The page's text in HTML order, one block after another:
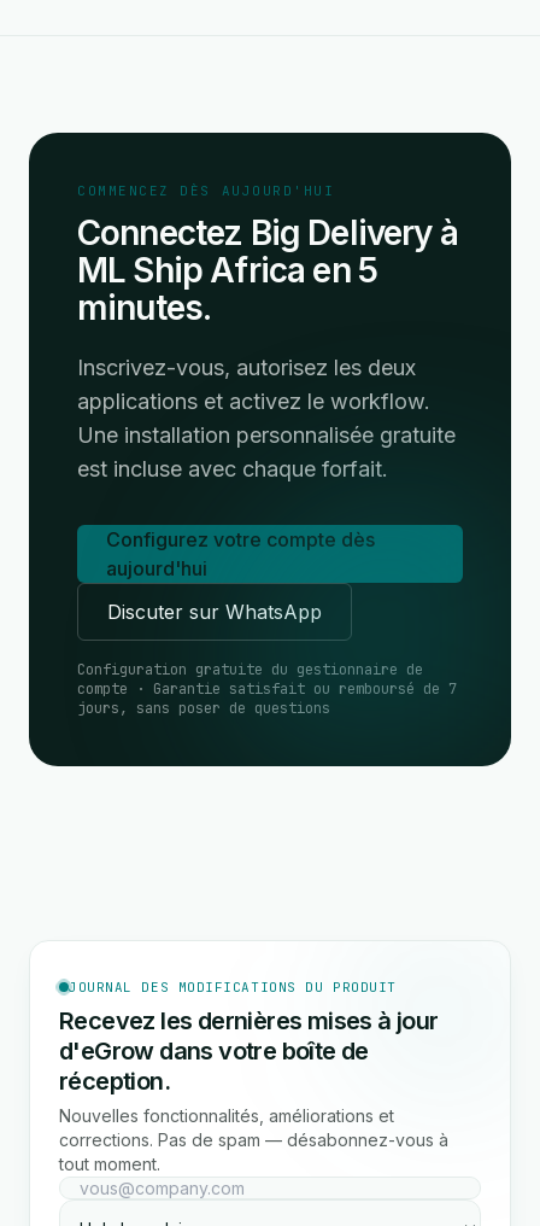
COMMENCEZ DÈS AUJOURD'HUI
Connectez Big Delivery à
ML Ship Africa en 5
minutes.
Inscrivez-vous, autorisez les deux
applications et activez le workflow.
Une installation personnalisée gratuite
est incluse avec chaque forfait.
Configurez votre compte dès
aujourd'hui
Discuter sur WhatsApp
Configuration gratuite du gestionnaire de
compte · Garantie satisfait ou remboursé de 7
jours, sans poser de questions
JOURNAL DES MODIFICATIONS DU PRODUIT
Recevez les dernières mises à jour
d'eGrow dans votre boîte de
réception.
Nouvelles fonctionnalités, améliorations et
corrections. Pas de spam — désabonnez-vous à
tout moment.